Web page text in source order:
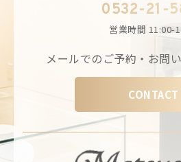
0532-21-
営業時間 11:00-
メールでのご予約・お問
CONTACT